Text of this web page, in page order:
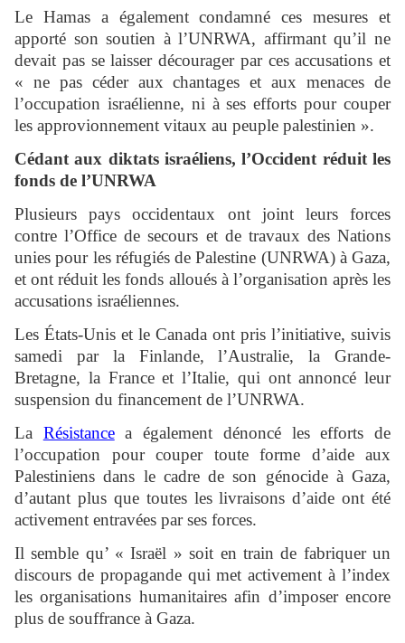
Le Hamas a également condamné ces mesures et
apporté son soutien à l’UNRWA, affirmant qu’il ne
devait pas se laisser décourager par ces accusations et
« ne pas céder aux chantages et aux menaces de
l’occupation israélienne, ni à ses efforts pour couper
les approvionnement vitaux au peuple palestinien ».
Cédant aux diktats israéliens, l’Occident réduit les
fonds de l’UNRWA
Plusieurs pays occidentaux ont joint leurs forces
contre l’Office de secours et de travaux des Nations
unies pour les réfugiés de Palestine (UNRWA) à Gaza,
et ont réduit les fonds alloués à l’organisation après les
accusations israéliennes.
Les États-Unis et le Canada ont pris l’initiative, suivis
samedi par la Finlande, l’Australie, la Grande-
Bretagne, la France et l’Italie, qui ont annoncé leur
suspension du financement de l’UNRWA.
La Résistancea également dénoncé les efforts de
l’occupation pour couper toute forme d’aide aux
Palestiniens dans le cadre de son génocide à Gaza,
d’autant plus que toutes les livraisons d’aide ont été
activement entravées par ses forces.
Il semble qu’ « Israël » soit en train de fabriquer un
discours de propagande qui met activement à l’index
les organisations humanitaires afin d’imposer encore
plus de souffrance à Gaza.